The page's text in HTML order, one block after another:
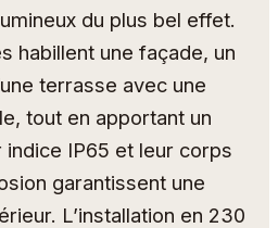
du plus bel effet.
habillent une façade, un
terrasse avec une
tout en apportant un
indice IP65 et leur corps
garantissent une
L’installation en 230